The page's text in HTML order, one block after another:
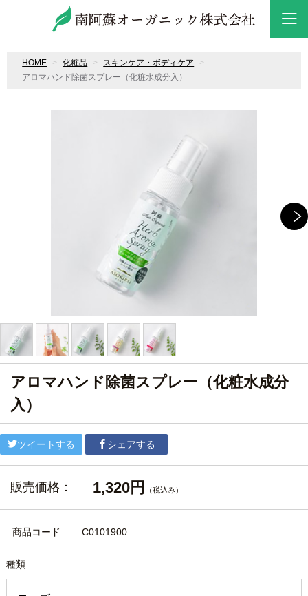
HOME 化粧品
スキンケア・ボディケア
アロマハンド除菌スプレー（化粧水成分入）
アロマハンド除菌スプレー（化粧水成分
入）
ツイートする シェアする
販売価格： 1,320円 （税込み）
商品コード C0101900
種類